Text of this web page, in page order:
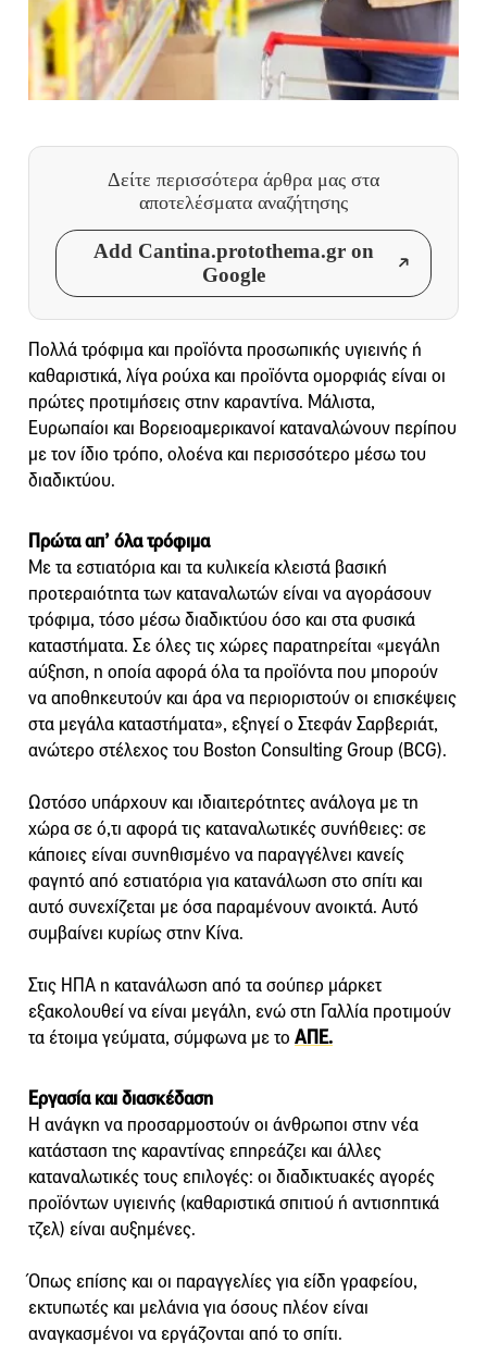
Δείτε περισσότερα άρθρα μας στα
αποτελέσματα αναζήτησης
Add Cantina.protothema.gr on
Google
Πολλά τρόφιμα και προϊόντα προσωπικής υγιεινής ή
καθαριστικά, λίγα ρούχα και προϊόντα ομορφιάς είναι οι
πρώτες προτιμήσεις στην καραντίνα. Μάλιστα,
Ευρωπαίοι και Βορειοαμερικανοί καταναλώνουν περίπου
με τον ίδιο τρόπο, ολοένα και περισσότερο μέσω του
διαδικτύου.
Πρώτα απ’ όλα τρόφιμα
Με τα εστιατόρια και τα κυλικεία κλειστά βασική
προτεραιότητα των καταναλωτών είναι να αγοράσουν
τρόφιμα, τόσο μέσω διαδικτύου όσο και στα φυσικά
καταστήματα. Σε όλες τις χώρες παρατηρείται «μεγάλη
αύξηση, η οποία αφορά όλα τα προϊόντα που μπορούν
να αποθηκευτούν και άρα να περιοριστούν οι επισκέψεις
στα μεγάλα καταστήματα», εξηγεί ο Στεφάν Σαρβεριάτ,
ανώτερο στέλεχος του Boston Consulting Group (BCG).
Ωστόσο υπάρχουν και ιδιαιτερότητες ανάλογα με τη
χώρα σε ό,τι αφορά τις καταναλωτικές συνήθειες: σε
κάποιες είναι συνηθισμένο να παραγγέλνει κανείς
φαγητό από εστιατόρια για κατανάλωση στο σπίτι και
αυτό συνεχίζεται με όσα παραμένουν ανοικτά. Αυτό
συμβαίνει κυρίως στην Κίνα.
Στις ΗΠΑ η κατανάλωση από τα σούπερ μάρκετ
εξακολουθεί να είναι μεγάλη, ενώ στη Γαλλία προτιμούν
τα έτοιμα γεύματα, σύμφωνα με το ΑΠΕ.
Εργασία και διασκέδαση
Η ανάγκη να προσαρμοστούν οι άνθρωποι στην νέα
κατάσταση της καραντίνας επηρεάζει και άλλες
καταναλωτικές τους επιλογές: οι διαδικτυακές αγορές
προϊόντων υγιεινής (καθαριστικά σπιτιού ή αντισηπτικά
τζελ) είναι αυξημένες.
Όπως επίσης και οι παραγγελίες για είδη γραφείου,
εκτυπωτές και μελάνια για όσους πλέον είναι
αναγκασμένοι να εργάζονται από το σπίτι.